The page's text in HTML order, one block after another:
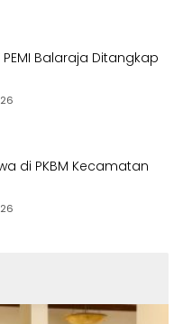
Balaraja Ditangkap
di PKBM Kecamatan